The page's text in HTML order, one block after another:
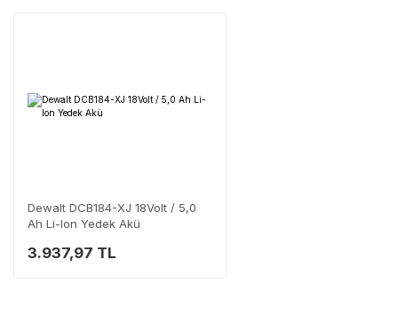
En Yakın Servisi Bulun
Dewalt DCB184-XJ 18Volt / 5,0
Ah Li-Ion Yedek Akü
3.937,97 TL